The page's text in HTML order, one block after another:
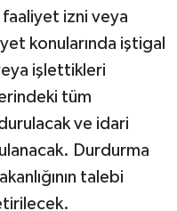
izni veya
konularında iştigal
işlettikleri
tüm
ve idari
Durdurma
talebi